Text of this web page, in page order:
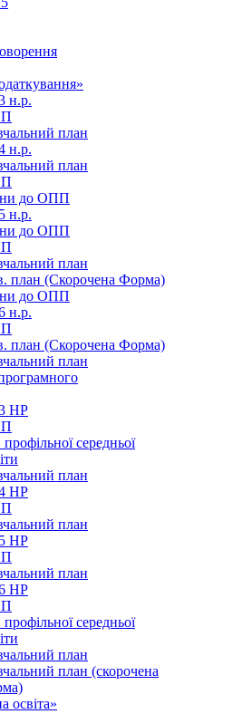
н.р.
план
н.р.
план
до ОПП
н.р.
до ОПП
план
план (Скорочена Форма)
до ОПП
н.р.
план (Скорочена Форма)
план
НР
середньої
план
НР
план
НР
план
НР
середньої
план
план (скорочена
освіта»